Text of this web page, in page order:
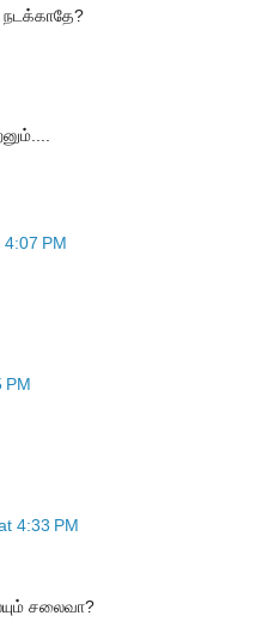
PM
PM
4:33 PM
சலைவா?